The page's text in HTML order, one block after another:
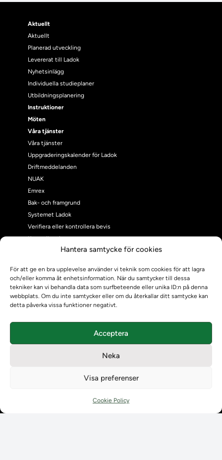
Hantera samtycke för cookies
För att ge en bra upplevelse använder vi teknik som cookies för att lagra
och/eller komma åt enhetsinformation. När du samtycker till dessa
tekniker kan vi behandla data som surfbeteende eller unika ID:n på denna
webbplats. Om du inte samtycker eller om du återkallar ditt samtycke kan
detta påverka vissa funktioner negativt.
Acceptera
Neka
Visa preferenser
Cookie Policy
Aktuellt
Aktuellt
Planerad utveckling
Levererat till Ladok
Nyhetsinlägg
Individuella studieplaner
Utbildningsplanering
Instruktioner
Möten
Våra tjänster
Våra tjänster
Uppgraderingskalender för Ladok
Driftmeddelanden
NUAK
Emrex
Bak- och framgrund
Systemet Ladok
Verifiera eller kontrollera bevis
Kontrollera intyg
Om Ladokkonsortiet
Ladokkonsortiet internationellt
Vision, strategi och produktplan
Teamens sammansättning och arbetet på Ladokkonsortiet
Användarkontakter
Policyer och dokument
Kontaktuppgifter till lärosätenas Ladoksupport
Kontaktuppgifter till Ladokkonsortiet